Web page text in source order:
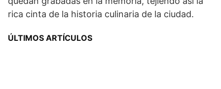
rica cinta de la historia culinaria de la ciudad.
ÚLTIMOS ARTÍCULOS